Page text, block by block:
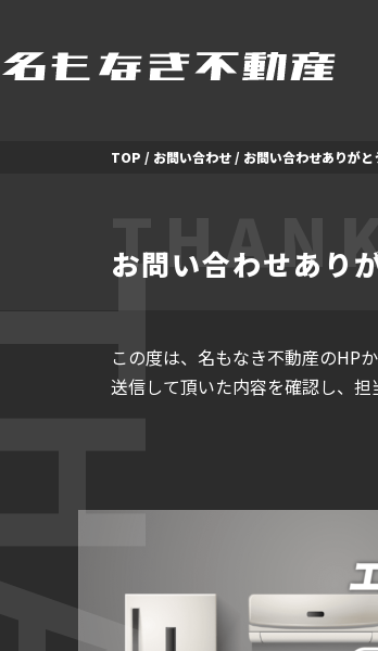
TOP / お問い合わせ / お問い合わせありが
お問い合わせあり
この度は、名もなき不動産のHP
送信して頂いた内容を確認し、